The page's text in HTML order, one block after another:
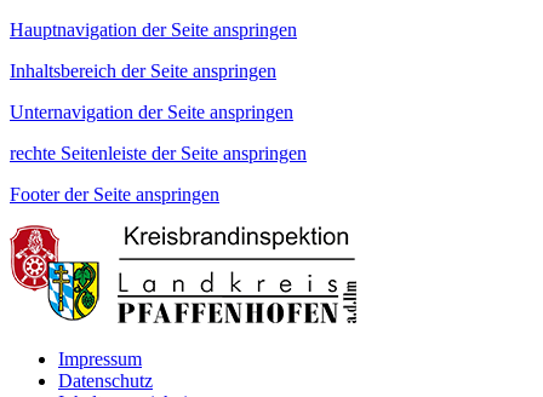
Hauptnavigation der Seite anspringen
Inhaltsbereich der Seite anspringen
Unternavigation der Seite anspringen
rechte Seitenleiste der Seite anspringen
Footer der Seite anspringen
Impressum
Datenschutz